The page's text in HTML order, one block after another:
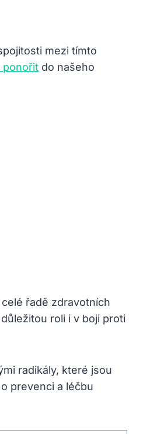
mezi tímto
ponořit do našeho
řadě zdravotních
roli i v boji proti
radikály, které jsou
prevenci a léčbu